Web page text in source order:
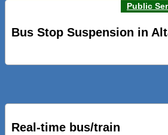
PRESENTATI A BARI NUOVI SERVIZI
IL TUO BUS ED IL TUO TRENO
Public
Bus Stop Suspension in
Real-time bus/train